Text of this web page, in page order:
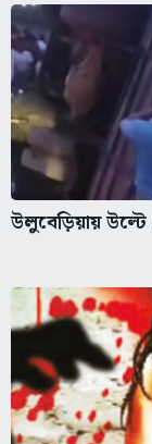
উলুবেড়িয়ায় উল্টে